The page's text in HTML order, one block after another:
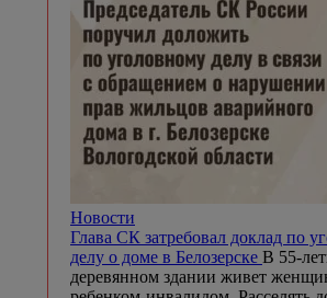
Новости
Глава СК затребовал доклад по
делу о доме в Белозерске В 55-
деревянном здании живет